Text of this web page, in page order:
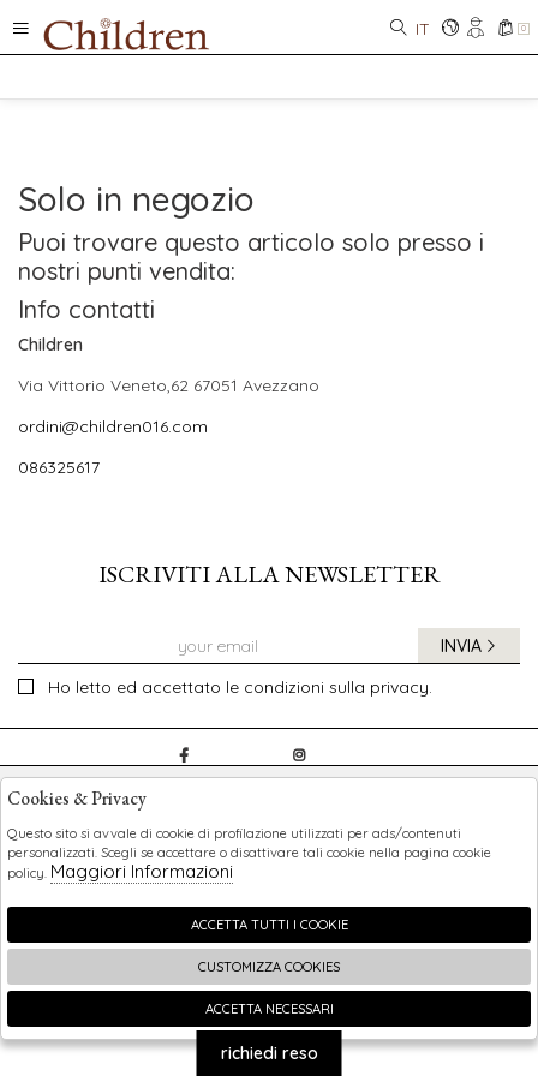
IT 0
Solo in negozio
Puoi trovare questo articolo solo presso i
nostri punti vendita:
Info contatti
Children
Via Vittorio Veneto,62 67051 Avezzano
ordini@children016.com
086325617
ISCRIVITI ALLA NEWSLETTER
Ho letto ed accettato le condizioni sulla privacy.
INVIA
SHOPPING
EXTRA
🍪
richiedi reso
Cookies & Privacy
Questo sito si avvale di cookie di profilazione utilizzati per ads/contenuti
personalizzati. Scegli se accettare o disattivare tali cookie nella pagina cookie
policy. Maggiori Informazioni
ACCETTA TUTTI I COOKIE
CUSTOMIZZA COOKIES
ACCETTA NECESSARI